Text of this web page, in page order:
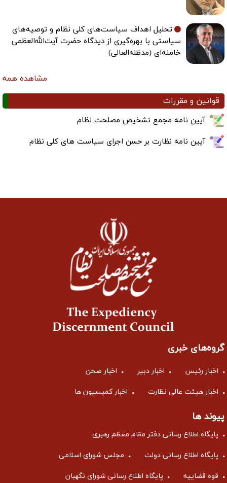
تحلیل اهداف سیاست‌های کلی نظام و توصیه‌های
سیاستی با بهره‌گیری از دیدگاه حضرت آیت‌الله‌العظمی
خامنه‌ای (مدظله‌العالی)
مشاهده همه
قوانین و مقررات
آیین نامه مجمع تشخیص مصلحت نظام
آیین نامه نظارت بر حسن اجرای سیاست های کلی نظام
گروه‌های خبری
اخبار رئیس اخبار دبیر اخبار صحن
اخبار هیئت عالی نظارت اخبار کمیسیون ها
پیوند ها
پایگاه اطلاع رسانی دفتر مقام معظم رهبری
پایگاه اطلاع رسانی دولت مجلس شورای اسلامی
قوه قضاییه پایگاه اطلاع رسانی شورای نگهبان